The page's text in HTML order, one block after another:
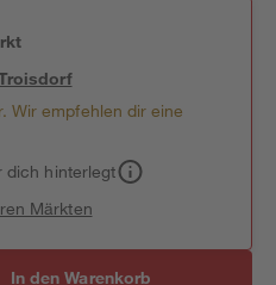
Wir empfehlen dir eine
dich hinterlegt
Märkten
In den Warenkorb